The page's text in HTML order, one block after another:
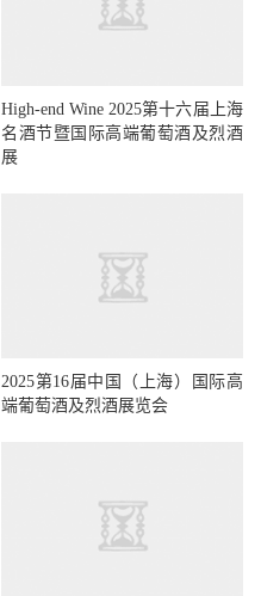
High-end Wine 2025第十六届上海
名酒节暨国际高端葡萄酒及烈酒
展
2025第16届中国（上海）国际高
端葡萄酒及烈酒展览会